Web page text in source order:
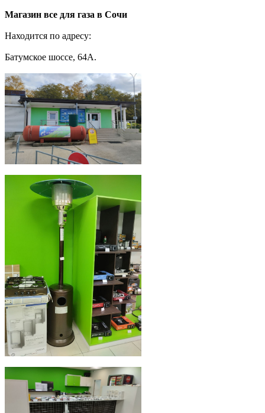
Магазин все для газа в Сочи
Находится по адресу:
Батумское шоссе, 64А.